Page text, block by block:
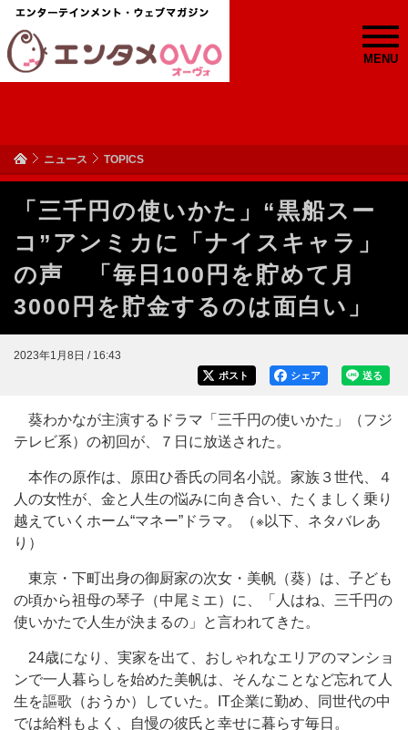
MENU
ニュース TOPICS
「三千円の使いかた」“黒船スー
コ”アンミカに「ナイスキャラ」
の声 「毎日100円を貯めて月
3000円を貯金するのは面白い」
2023年1月8日 / 16:43
送る
シェア
ポスト
葵わかなが主演するドラマ「三千円の使いかた」（フジ
テレビ系）の初回が、７日に放送された。
本作の原作は、原田ひ香氏の同名小説。家族３世代、４
人の女性が、金と人生の悩みに向き合い、たくましく乗り
越えていくホーム“マネー”ドラマ。（※以下、ネタバレあ
り）
東京・下町出身の御厨家の次女・美帆（葵）は、子ども
の頃から祖母の琴子（中尾ミエ）に、「人はね、三千円の
使いかたで人生が決まるの」と言われてきた。
24歳になり、実家を出て、おしゃれなエリアのマンショ
ンで一人暮らしを始めた美帆は、そんなことなど忘れて人
生を謳歌（おうか）していた。IT企業に勤め、同世代の中
では給料もよく、自慢の彼氏と幸せに暮らす毎日。